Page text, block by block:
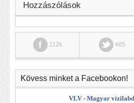
Hozzászólások
112k 465
Kövess minket a Facebookon!
VLV - Magyar